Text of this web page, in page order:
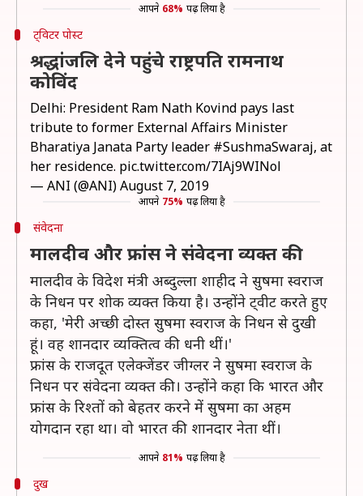
आपने 68% पढ़ लिया है
ट्विटर पोस्ट
श्रद्धांजलि देने पहुंचे राष्ट्रपति रामनाथ
कोविंद
Delhi: President Ram Nath Kovind pays last
tribute to former External Affairs Minister
Bharatiya Janata Party leader #SushmaSwaraj, at
her residence. pic.twitter.com/7IAj9WINol
— ANI (@ANI)August 7, 2019
आपने 75% पढ़ लिया है
संवेदना
मालदीव और फ्रांस ने संवेदना व्यक्त की
मालदीव के विदेश मंत्री अब्दुल्ला शाहीद ने सुषमा स्वराज
के निधन पर शोक व्यक्त किया है। उन्होंने ट्वीट करते हुए
कहा, 'मेरी अच्छी दोस्त सुषमा स्वराज के निधन से दुखी
हूं। वह शानदार व्यक्तित्व की धनी थीं।'
फ्रांस के राजदूत एलेक्जेंडर जीग्लर ने सुषमा स्वराज के
निधन पर संवेदना व्यक्त की। उन्होंने कहा कि भारत और
फ्रांस के रिश्तों को बेहतर करने में सुषमा का अहम
योगदान रहा था। वो भारत की शानदार नेता थीं।
आपने 81% पढ़ लिया है
दुख